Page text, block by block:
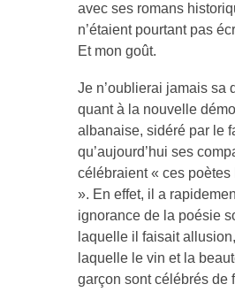
avec ses romans
n’étaient pourtant pas
Et mon goût.
Je n’oublierai jamais sa
quant à la nouvelle
albanaise, sidéré par le
qu’aujourd’hui ses
célébraient « ces poètes
». En effet, il a
ignorance de la poésie
laquelle il faisait
laquelle le vin et la
garçon sont célébrés de